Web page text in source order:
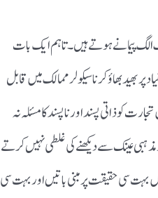
پیمانے ہوتے ہیں ۔ تاہم ایک بات
بھاؤ کرنا سیکولر ممالک میں قابل
کو ذاتی پسند اور ناپسند کا مسئلہ نہ
عینک سے دیکھنے کی غلطی نہیں کرتے
سی حقیقت پر مبنی باتیں اور بہت سی